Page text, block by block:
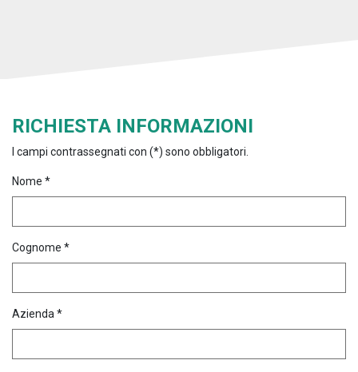
RICHIESTA INFORMAZIONI
I campi contrassegnati con (*) sono obbligatori.
Nome *
Cognome *
Azienda *